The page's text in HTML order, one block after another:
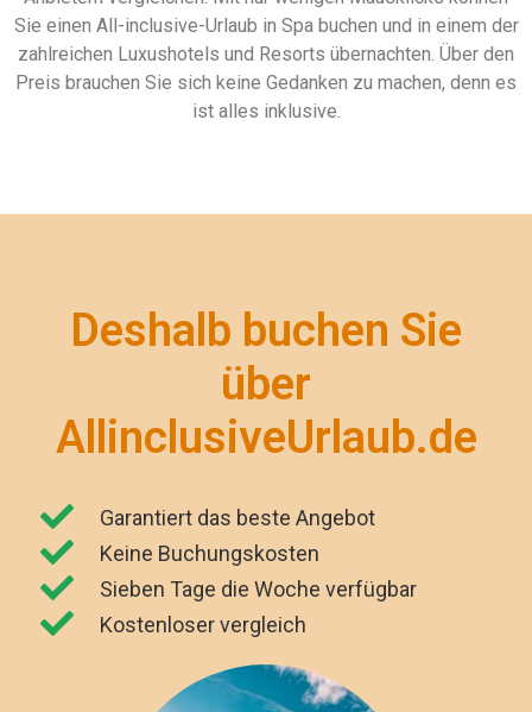
Sie einen All-inclusive-Urlaub in Spa buchen und in einem der
zahlreichen Luxushotels und Resorts übernachten. Über den
Preis brauchen Sie sich keine Gedanken zu machen, denn es
ist alles inklusive.
Deshalb buchen Sie
über
AllinclusiveUrlaub.de
Garantiert das beste Angebot
Keine Buchungskosten
Sieben Tage die Woche verfügbar
Kostenloser vergleich